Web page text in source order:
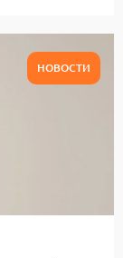
НОВОСТИ